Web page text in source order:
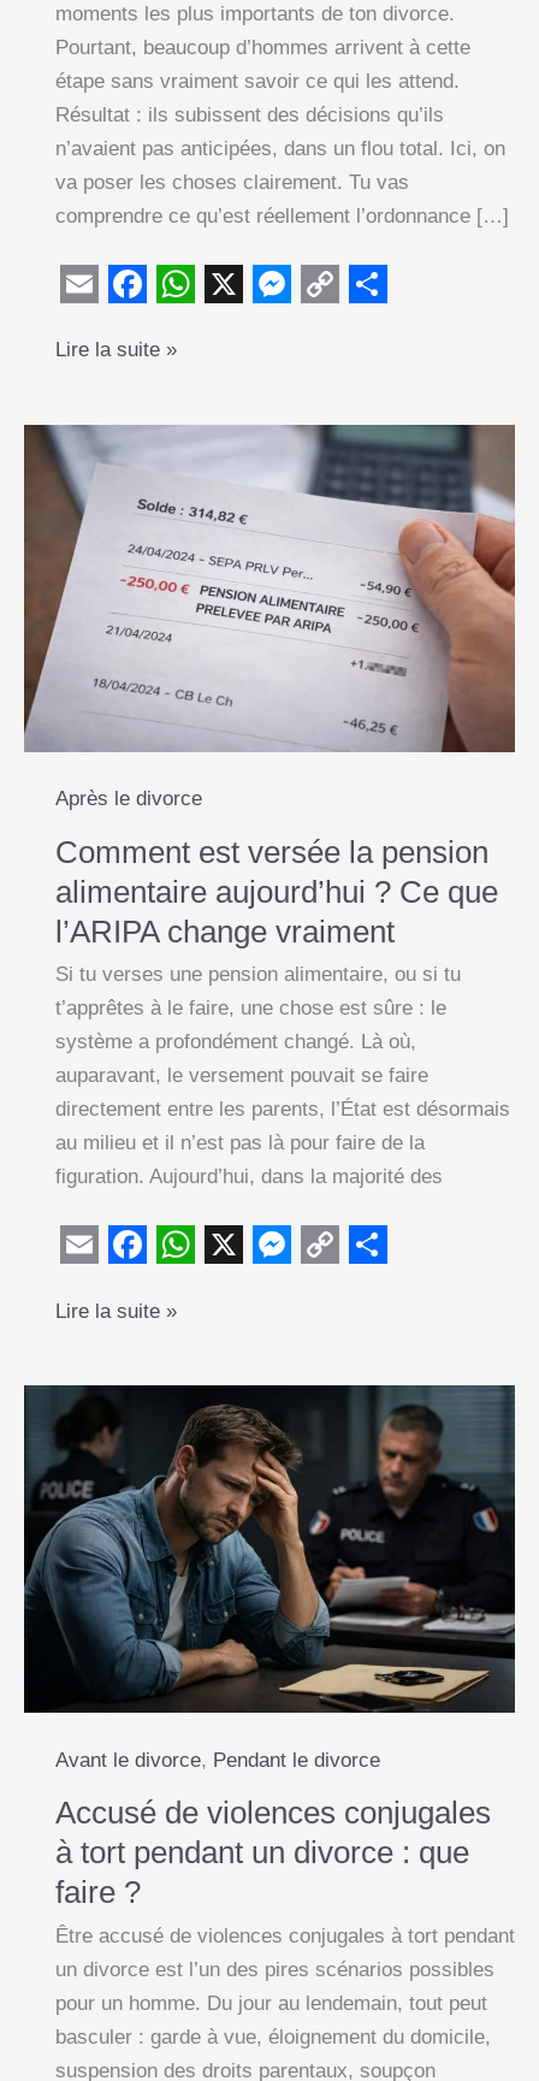
moments les plus importants de ton divorce.
Pourtant, beaucoup d’hommes arrivent à cette
étape sans vraiment savoir ce qui les attend.
Résultat : ils subissent des décisions qu’ils
n’avaient pas anticipées, dans un flou total. Ici, on
va poser les choses clairement. Tu vas
comprendre ce qu’est réellement l’ordonnance […]
m
i
l
a
e
b
o
k
h
t
A
p
p
s
e
g
e
r
y
L
n
k
r
e
Ordonnance
conciliation
comprendre
ce
tournant
clé
divorce
Lire la suite »
Après le divorce
Comment est versée la pension
alimentaire aujourd’hui ? Ce que
l’ARIPA change vraiment
Si tu verses une pension alimentaire, ou si tu
t’apprêtes à le faire, une chose est sûre : le
système a profondément changé. Là où,
auparavant, le versement pouvait se faire
directement entre les parents, l’État est désormais
au milieu et il n’est pas là pour faire de la
figuration. Aujourd’hui, dans la majorité des
m
i
a
e
b
o
o
k
h
t
A
p
p
s
e
n
g
e
r
y
i
n
k
r
Comment
la
pension
alimentaire
aujourd’hui
?
Ce
que
l’ARIPA
vraiment
Lire la suite »
Avant le divorce, Pendant le divorce
Accusé de violences conjugales
à tort pendant un divorce : que
faire ?
Être accusé de violences conjugales à tort pendant
un divorce est l’un des pires scénarios possibles
pour un homme. Du jour au lendemain, tout peut
basculer : garde à vue, éloignement du domicile,
suspension des droits parentaux, soupçon